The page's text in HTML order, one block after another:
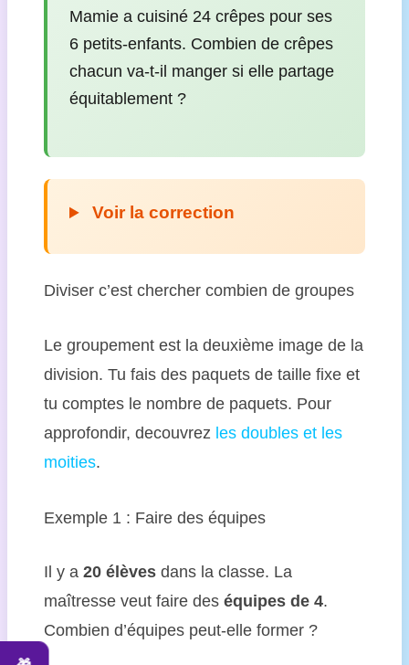
Mamie a cuisiné 24 crêpes pour ses
6 petits-enfants. Combien de crêpes
chacun va-t-il manger si elle partage
équitablement ?
Voir la correction
Diviser c’est chercher combien de groupes
Le groupement est la deuxième image de la
division. Tu fais des paquets de taille fixe et
tu comptes le nombre de paquets. Pour
approfondir, decouvrez les doubles et les
moities.
Exemple 1 : Faire des équipes
Il y a 20 élèvesdans la classe. La
maîtresse veut faire des équipes de 4.
Combien d’équipes peut-elle former ?